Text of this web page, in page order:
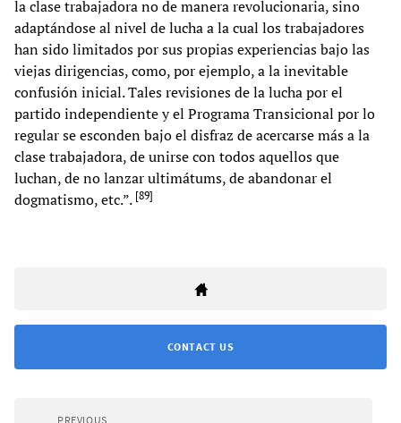
la clase trabajadora no de manera revolucionaria, sino
adaptándose al nivel de lucha a la cual los trabajadores
han sido limitados por sus propias experiencias bajo las
viejas dirigencias, como, por ejemplo, a la inevitable
confusión inicial. Tales revisiones de la lucha por el
partido independiente y el Programa Transicional por lo
regular se esconden bajo el disfraz de acercarse más a la
clase trabajadora, de unirse con todos aquellos que
luchan, de no lanzar ultimátums, de abandonar el
dogmatismo, etc.”. [89]
CONTACT US
PREVIOUS